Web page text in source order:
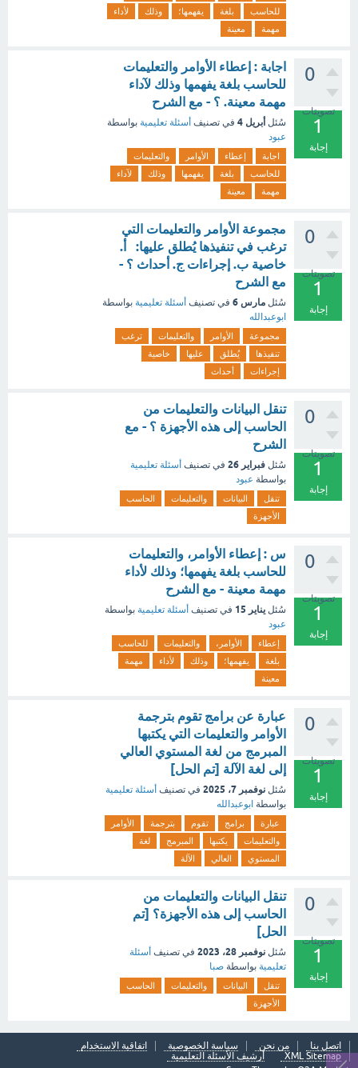
للحاسب
بلغة يفهمها؛ وذلك
لأداء
مهمة
معينة
0
تصويتات
1
إجابة
اجابة : إعطاء الأوامر والتعليمات
للحاسب بلغة يفهمها وذلك لآداء
مهمة معينة. ؟ - مع الشرح
سُئل أبريل 4 في تصنيف أسئلة تعليمية بواسطة
عبود
اجابة إعطاء الأوامر
والتعليمات
للحاسب
بلغة يفهمها وذلك
لآداء
مهمة
معينة
0
تصويتات
1
إجابة
مجموعة الأوامر والتعليمات التي
ترغب في تنفيذها يُطلق عليها: أ.
خاصية ب. إجراءات ج. أحداث ؟ -
مع الشرح
سُئل مارس 6 في تصنيف أسئلة تعليمية بواسطة
ابوعبدالله
مجموعة الأوامر والتعليمات
ترغب
تنفيذها
يُطلق عليها
خاصية
إجراءات
أحداث
0
تصويتات
1
إجابة
تنقل البيانات والتعليمات من
الحاسب إلى هذه الأجهزة ؟ - مع
الشرح
سُئل فبراير 26 في تصنيف أسئلة تعليمية
بواسطة عبود
تنقل البيانات والتعليمات
الحاسب
الأجهزة
0
تصويتات
1
إجابة
س : إعطاء الأوامر، والتعليمات
للحاسب بلغة يفهمها؛ وذلك لأداء
مهمة معينة - مع الشرح
سُئل يناير 15 في تصنيف أسئلة تعليمية بواسطة
عبود
إعطاء الأوامر، والتعليمات
للحاسب
بلغة
يفهمها؛ وذلك لأداء
مهمة
معينة
0
تصويتات
1
إجابة
عبارة عن برامج تقوم بترجمة
الأوامر والتعليمات التي يكتبها
المبرمج من لغة المستوي العالي
إلى لغة الآلة [تم الحل]
سُئل نوفمبر 7، 2025 في تصنيف أسئلة تعليمية
بواسطة ابوعبدالله
عبارة برامج تقوم بترجمة
الأوامر
والتعليمات
يكتبها المبرمج
لغة
المستوي
العالي الآلة
0
تصويتات
1
إجابة
تنقل البيانات والتعليمات من
الحاسب إلى هذه الأجهزة؟ [تم
الحل]
سُئل نوفمبر 28، 2023 في تصنيف أسئلة
تعليمية بواسطة صبا
تنقل البيانات والتعليمات
الحاسب
الأجهزة
اتصل بنا من نحن سياسة الخصوصية
اتفاقية الاستخدام
XML Sitemap
أرشيف الأسئلة التعليمية